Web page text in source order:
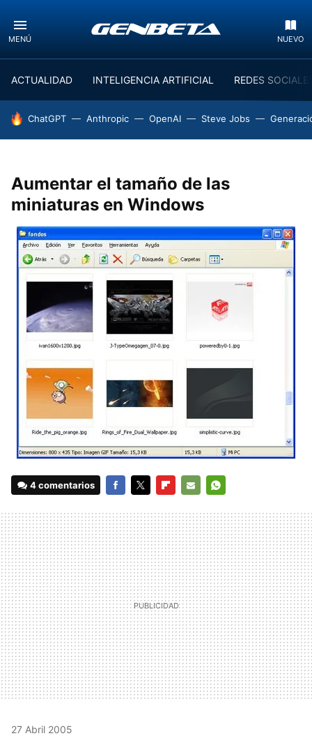
MENÚ NUEVO
ACTUALIDAD INTELIGENCIA ARTIFICIAL REDES
HOY SE HABLA DE
ChatGPT Anthropic OpenAI Steve Jobs
Aumentar el tamaño de las
miniaturas en Windows
4 comentarios
MAIL
27 Abril 2005